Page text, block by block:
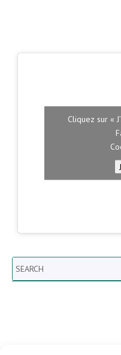
Cliquez sur «
Search